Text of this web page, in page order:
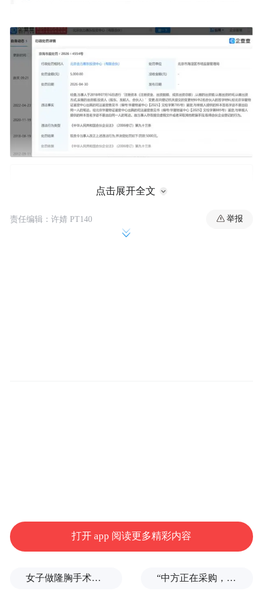
该公司成立于2012年2月，注册资本约3236
万元，经营范围以投资与资产管理为主。股
不过，俞敏洪仅以投资人身份参与，并未直
点击展开全文
责任编辑：许婧 PT140 举报
打开 app 阅读更多精彩内容
女子做隆胸手术全麻后被告知暂停，记者采访时又发现其他违规问题 “中方正在采购，令人鼓舞！”